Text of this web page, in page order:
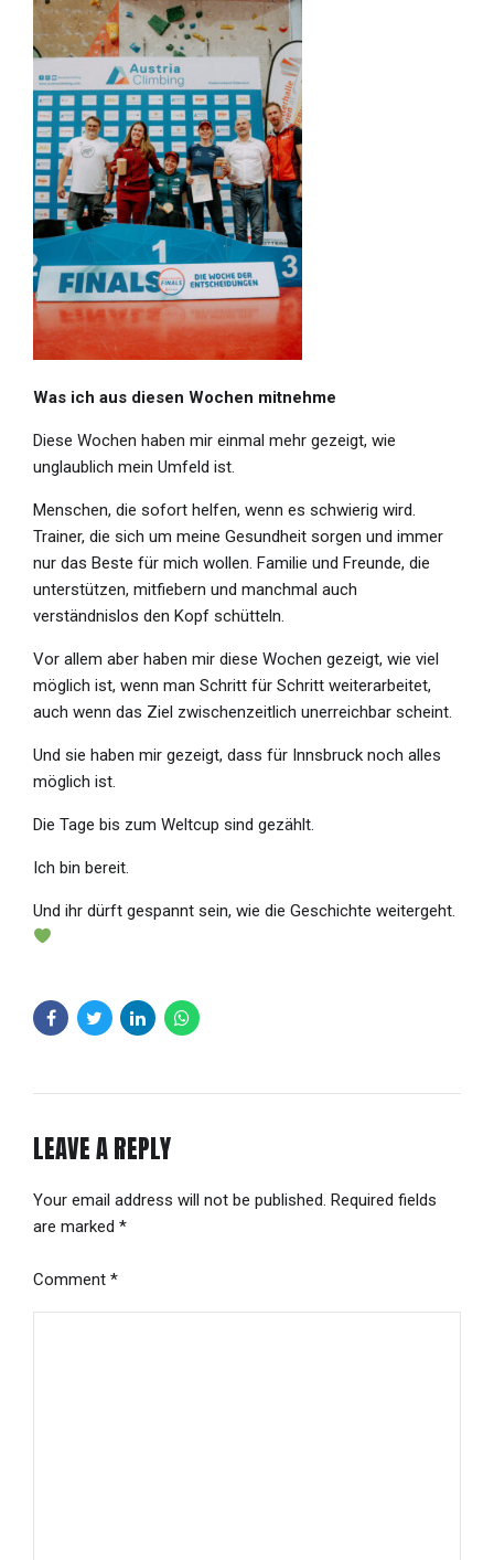
Was ich aus diesen Wochen mitnehme
Diese Wochen haben mir einmal mehr gezeigt, wie
unglaublich mein Umfeld ist.
Menschen, die sofort helfen, wenn es schwierig wird.
Trainer, die sich um meine Gesundheit sorgen und immer
nur das Beste für mich wollen. Familie und Freunde, die
unterstützen, mitfiebern und manchmal auch
verständnislos den Kopf schütteln.
Vor allem aber haben mir diese Wochen gezeigt, wie viel
möglich ist, wenn man Schritt für Schritt weiterarbeitet,
auch wenn das Ziel zwischenzeitlich unerreichbar scheint.
Und sie haben mir gezeigt, dass für Innsbruck noch alles
möglich ist.
Die Tage bis zum Weltcup sind gezählt.
Ich bin bereit.
Und ihr dürft gespannt sein, wie die Geschichte weitergeht.
LEAVE A REPLY
Your email address will not be published. Required fields
are marked *
Comment *